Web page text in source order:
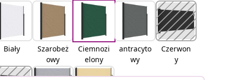
Biały
Szarobeż
owy
Ciemnozi
elony
antracyto
wy
Czerwon
y